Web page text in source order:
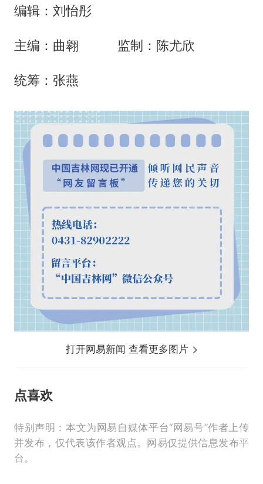
编辑：刘怡彤
主编：曲翱 监制：陈尤欣
统筹：张燕
打开网易新闻 查看更多图片
点喜欢
特别声明：本文为网易自媒体平台“网易号”作者上传
并发布，仅代表该作者观点。网易仅提供信息发布平
台。